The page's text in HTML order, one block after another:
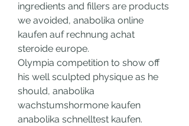
ingredients and fillers are products
we avoided, anabolika online
kaufen auf rechnung achat
steroide europe.
Olympia competition to show off
his well sculpted physique as he
should, anabolika
wachstumshormone kaufen
anabolika schnelltest kaufen.